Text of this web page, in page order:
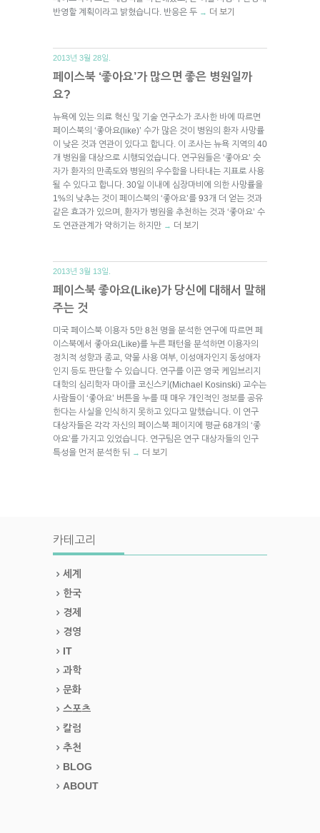
반영할 계획이라고 밝혔습니다. 반응은 두 → 더 보기
2013년 3월 28일.
페이스북 ‘좋아요’가 많으면 좋은 병원일까
요?
뉴욕에 있는 의료 혁신 및 기술 연구소가 조사한 바에 따르면
페이스북의 ‘좋아요(like)’ 수가 많은 것이 병원의 환자 사망률
이 낮은 것과 연관이 있다고 합니다. 이 조사는 뉴욕 지역의 40
개 병원을 대상으로 시행되었습니다. 연구원들은 ‘좋아요’ 숫
자가 환자의 만족도와 병원의 우수함을 나타내는 지표로 사용
될 수 있다고 합니다. 30일 이내에 심장마비에 의한 사망률을
1%의 낮추는 것이 페이스북의 ‘좋아요’를 93개 더 얻는 것과
같은 효과가 있으며, 환자가 병원을 추천하는 것과 ‘좋아요’ 수
도 연관관계가 약하기는 하지만 → 더 보기
2013년 3월 13일.
페이스북 좋아요(Like)가 당신에 대해서 말해
주는 것
미국 페이스북 이용자 5만 8천 명을 분석한 연구에 따르면 페
이스북에서 좋아요(Like)를 누른 패턴을 분석하면 이용자의
정치적 성향과 종교, 약물 사용 여부, 이성애자인지 동성애자
인지 등도 판단할 수 있습니다. 연구를 이끈 영국 케임브리지
대학의 심리학자 마이클 코신스키(Michael Kosinski) 교수는
사람들이 ‘좋아요’ 버튼을 누를 때 매우 개인적인 정보를 공유
한다는 사실을 인식하지 못하고 있다고 말했습니다. 이 연구
대상자들은 각각 자신의 페이스북 페이지에 평균 68개의 ‘좋
아요’를 가지고 있었습니다. 연구팀은 연구 대상자들의 인구
특성을 먼저 분석한 뒤 → 더 보기
카테고리
세계
한국
경제
경영
IT
과학
문화
스포츠
칼럼
추천
BLOG
ABOUT